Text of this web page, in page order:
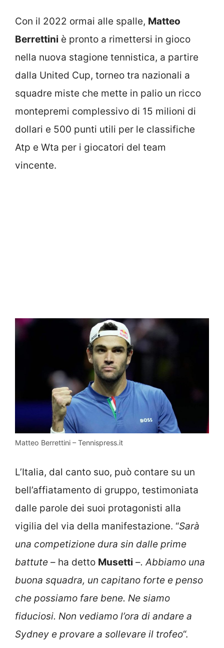
Con il 2022 ormai alle spalle, Matteo
Berrettini è pronto a rimettersi in gioco
nella nuova stagione tennistica, a partire
dalla United Cup, torneo tra nazionali a
squadre miste che mette in palio un ricco
montepremi complessivo di 15 milioni di
dollari e 500 punti utili per le classifiche
Atp e Wta per i giocatori del team
vincente.
Matteo Berrettini – Tennispress.it
L’Italia, dal canto suo, può contare su un
bell’affiatamento di gruppo, testimoniata
dalle parole dei suoi protagonisti alla
vigilia del via della manifestazione. “Sarà
una competizione dura sin dalle prime
battute – ha detto Musetti –. Abbiamo una
buona squadra, un capitano forte e penso
che possiamo fare bene. Ne siamo
fiduciosi. Non vediamo l’ora di andare a
Sydney e provare a sollevare il trofeo“.